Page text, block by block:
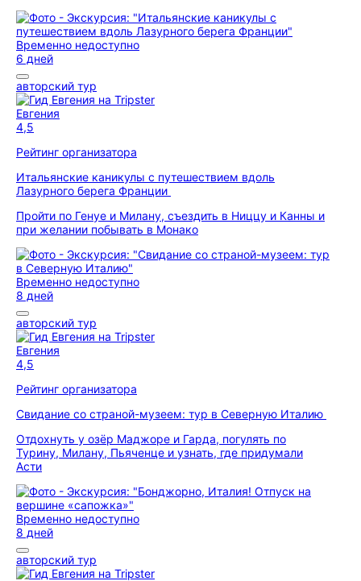
Временно недоступно
6 дней
авторский тур
Евгения
4,5
Рейтинг организатора
Итальянские каникулы с путешествием вдоль
Лазурного берега Франции
Пройти по Генуе и Милану, съездить в Ниццу и Канны и
при желании побывать в Монако
Временно недоступно
8 дней
авторский тур
Евгения
4,5
Рейтинг организатора
Свидание со страной-музеем: тур в Северную Италию
Отдохнуть у озёр Маджоре и Гарда, погулять по
Турину, Милану, Пьяченце и узнать, где придумали
Асти
Временно недоступно
8 дней
авторский тур